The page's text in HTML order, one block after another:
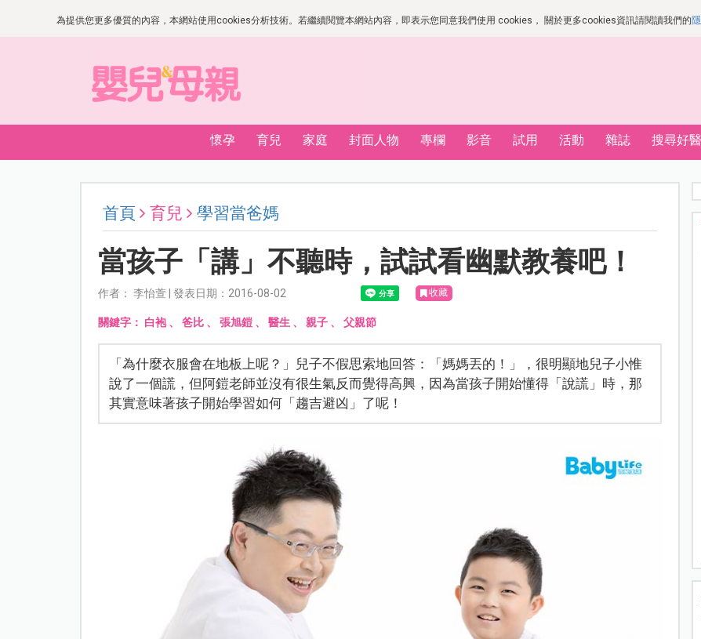
為提供您更多優質的內容，本網站使用cookies分析技術。若繼續閱覽本網站內容，即表示您同意我們使用 cookies， 關於更多cookies資訊請閱讀我們的
懷孕 育兒 家庭 封面人物 專欄 影音 試用 活動 雜誌 搜尋好
首頁 育兒 學習當爸媽
當孩子「講」不聽時，試試看幽默教養吧！
作者： 李怡萱 | 發表日期：2016-08-02 收藏
關鍵字： 白袍、 爸比、 張旭鎧、 醫生 、 親子、 父親節
「為什麼衣服會在地板上呢？」兒子不假思索地回答：「媽媽丟的！」，很明顯地兒子小惟
說了一個謊，但阿鎧老師並沒有很生氣反而覺得高興，因為當孩子開始懂得「說謊」時，那
其實意味著孩子開始學習如何「趨吉避凶」了呢！